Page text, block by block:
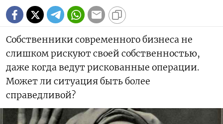
Собственники современного бизнеса не
слишком рискуют своей собственностью,
даже когда ведут рискованные операции.
Может ли ситуация быть более
справедливой?